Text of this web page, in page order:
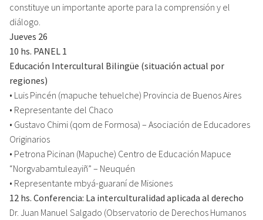
constituye un importante aporte para la comprensión y el
diálogo.
Jueves 26
10 hs. PANEL 1
Educación Intercultural Bilingüe (situación actual por
regiones)
• Luis Pincén (mapuche tehuelche) Provincia de Buenos Aires
• Representante del Chaco
• Gustavo Chimi (qom de Formosa) – Asociación de Educadores
Originarios
• Petrona Picinan (Mapuche) Centro de Educación Mapuce
“Norgvabamtuleayiñ” – Neuquén
• Representante mbyá-guaraní de Misiones
12 hs. Conferencia: La interculturalidad aplicada al derecho
Dr. Juan Manuel Salgado (Observatorio de Derechos Humanos